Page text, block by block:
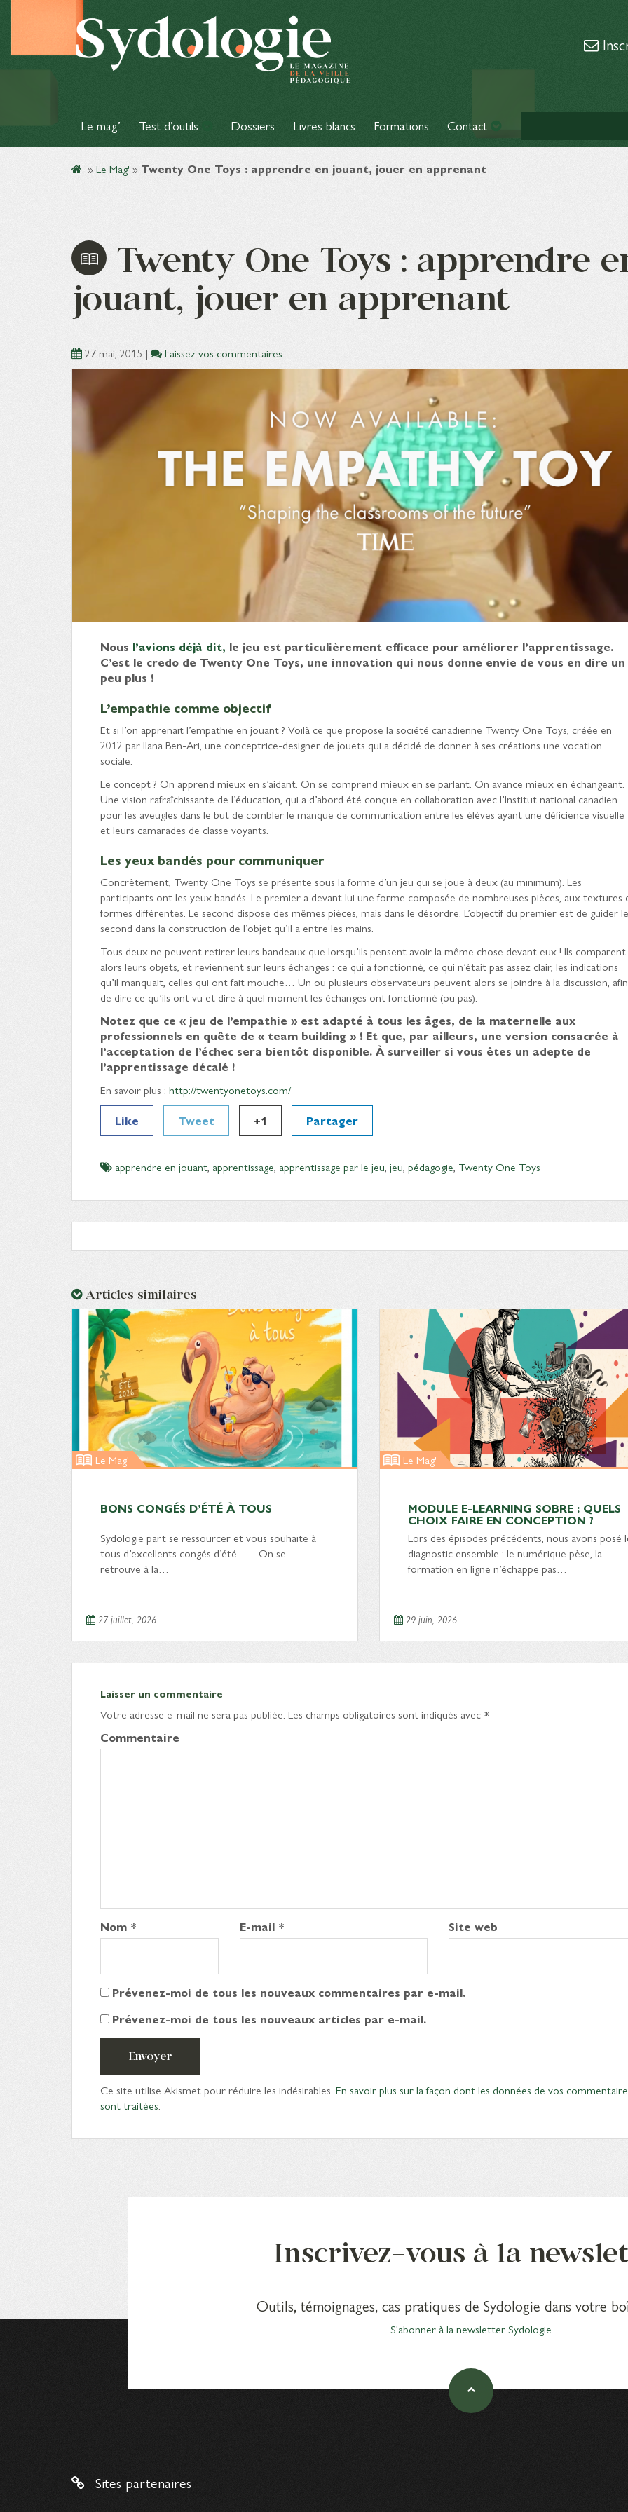
Le mag’ Test d’outils Dossiers Livres blancs Formations Contact
» Le Mag' » Twenty One Toys : apprendre en jouant, jouer en apprenant
Twenty One Toys : apprendre
jouant, jouer en apprenant
27 mai, 2015 | Laissez vos commentaires
Nous l’avions déjà dit, le jeu est particulièrement efficace pour améliorer l’apprentissage.
C’est le credo de Twenty One Toys, une innovation qui nous donne envie de vous en dire un
peu plus !
L’empathie comme objectif
Et si l’on apprenait l’empathie en jouant ? Voilà ce que propose la société canadienne Twenty One Toys, créée en
2012 par Ilana Ben-Ari, une conceptrice-designer de jouets qui a décidé de donner à ses créations une vocation
sociale.
Le concept ? On apprend mieux en s’aidant. On se comprend mieux en se parlant. On avance mieux en échangeant.
Une vision rafraîchissante de l’éducation, qui a d’abord été conçue en collaboration avec l’Institut national canadien
pour les aveugles dans le but de combler le manque de communication entre les élèves ayant une déficience visuelle
et leurs camarades de classe voyants.
Les yeux bandés pour communiquer
Concrètement, Twenty One Toys se présente sous la forme d’un jeu qui se joue à deux (au minimum). Les
participants ont les yeux bandés. Le premier a devant lui une forme composée de nombreuses pièces, aux textures
formes différentes. Le second dispose des mêmes pièces, mais dans le désordre. L’objectif du premier est de guider le
second dans la construction de l’objet qu’il a entre les mains.
Tous deux ne peuvent retirer leurs bandeaux que lorsqu’ils pensent avoir la même chose devant eux ! Ils comparent
alors leurs objets, et reviennent sur leurs échanges : ce qui a fonctionné, ce qui n’était pas assez clair, les indications
qu’il manquait, celles qui ont fait mouche… Un ou plusieurs observateurs peuvent alors se joindre à la discussion, afin
de dire ce qu’ils ont vu et dire à quel moment les échanges ont fonctionné (ou pas).
Notez que ce « jeu de l’empathie » est adapté à tous les âges, de la maternelle aux
professionnels en quête de « team building » ! Et que, par ailleurs, une version consacrée à
l’acceptation de l’échec sera bientôt disponible. À surveiller si vous êtes un adepte de
l’apprentissage décalé !
En savoir plus : http://twentyonetoys.com/
Like
Tweet +1 Partager
apprendre en jouant, apprentissage, apprentissage par le jeu, jeu, pédagogie, Twenty One Toys
Articles similaires
Le Mag'
BONS CONGÉS D’ÉTÉ À TOUS
Sydologie part se ressourcer et vous souhaite à
tous d’excellents congés d’été. On se
retrouve à la…
27 juillet, 2026
Le Mag'
MODULE E-LEARNING SOBRE : QUELS
CHOIX FAIRE EN CONCEPTION ?
Lors des épisodes précédents, nous avons posé
diagnostic ensemble : le numérique pèse, la
formation en ligne n’échappe pas…
29 juin, 2026
Laisser un commentaire
Votre adresse e-mail ne sera pas publiée. Les champs obligatoires sont indiqués avec*
Commentaire
Nom * E-mail * Site web
Prévenez-moi de tous les nouveaux commentaires par e-mail.
Prévenez-moi de tous les nouveaux articles par e-mail.
Envoyer
Ce site utilise Akismet pour réduire les indésirables. En savoir plus sur la façon dont les données de vos
sont traitées.
Inscrivez-vous à la
Outils, témoignages, cas pratiques de Sydologie dans votre
S'abonner à la newsletter Sydologie
Sites partenaires